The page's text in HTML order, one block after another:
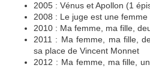
2005 : Vénus et Apollon (1
2008 : Le juge est une femme
2010 : Ma femme, ma fille,
2011 : Ma femme, ma fille,
sa place de Vincent Monnet
2012 : Ma femme, ma fille,